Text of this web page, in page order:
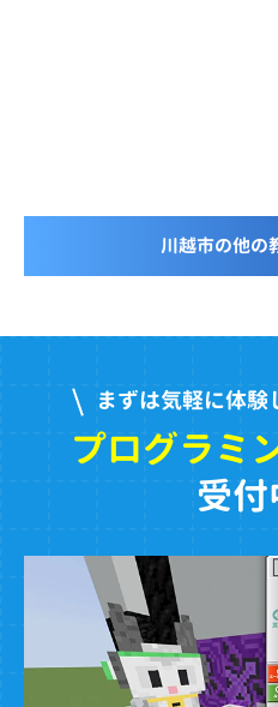
川越市の他の
まずは気軽に体験
プログラミ
受付